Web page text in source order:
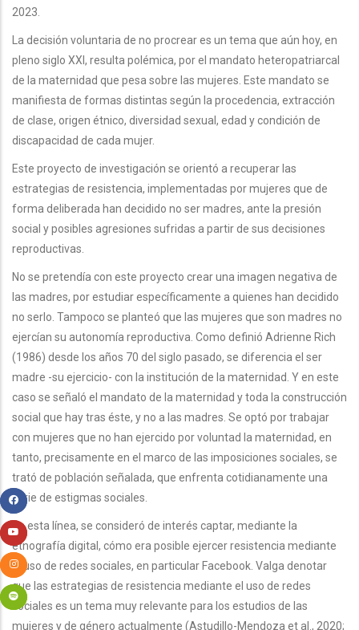
2023.
La decisión voluntaria de no procrear es un tema que aún hoy, en
pleno siglo XXI, resulta polémica, por el mandato heteropatriarcal
de la maternidad que pesa sobre las mujeres. Este mandato se
manifiesta de formas distintas según la procedencia, extracción
de clase, origen étnico, diversidad sexual, edad y condición de
discapacidad de cada mujer.
Este proyecto de investigación se orientó a recuperar las
estrategias de resistencia, implementadas por mujeres que de
forma deliberada han decidido no ser madres, ante la presión
social y posibles agresiones sufridas a partir de sus decisiones
reproductivas.
No se pretendía con este proyecto crear una imagen negativa de
las madres, por estudiar específicamente a quienes han decidido
no serlo. Tampoco se planteó que las mujeres que son madres no
ejercían su autonomía reproductiva. Como definió Adrienne Rich
(1986) desde los años 70 del siglo pasado, se diferencia el ser
madre -su ejercicio- con la institución de la maternidad. Y en este
caso se señaló el mandato de la maternidad y toda la construcción
social que hay tras éste, y no a las madres. Se optó por trabajar
con mujeres que no han ejercido por voluntad la maternidad, en
tanto, precisamente en el marco de las imposiciones sociales, se
trató de población señalada, que enfrenta cotidianamente una
serie de estigmas sociales.
En esta línea, se consideró de interés captar, mediante la
etnografía digital, cómo era posible ejercer resistencia mediante
el uso de redes sociales, en particular Facebook. Valga denotar
que las estrategias de resistencia mediante el uso de redes
sociales es un tema muy relevante para los estudios de las
mujeres y de género actualmente (Astudillo-Mendoza et al., 2020;